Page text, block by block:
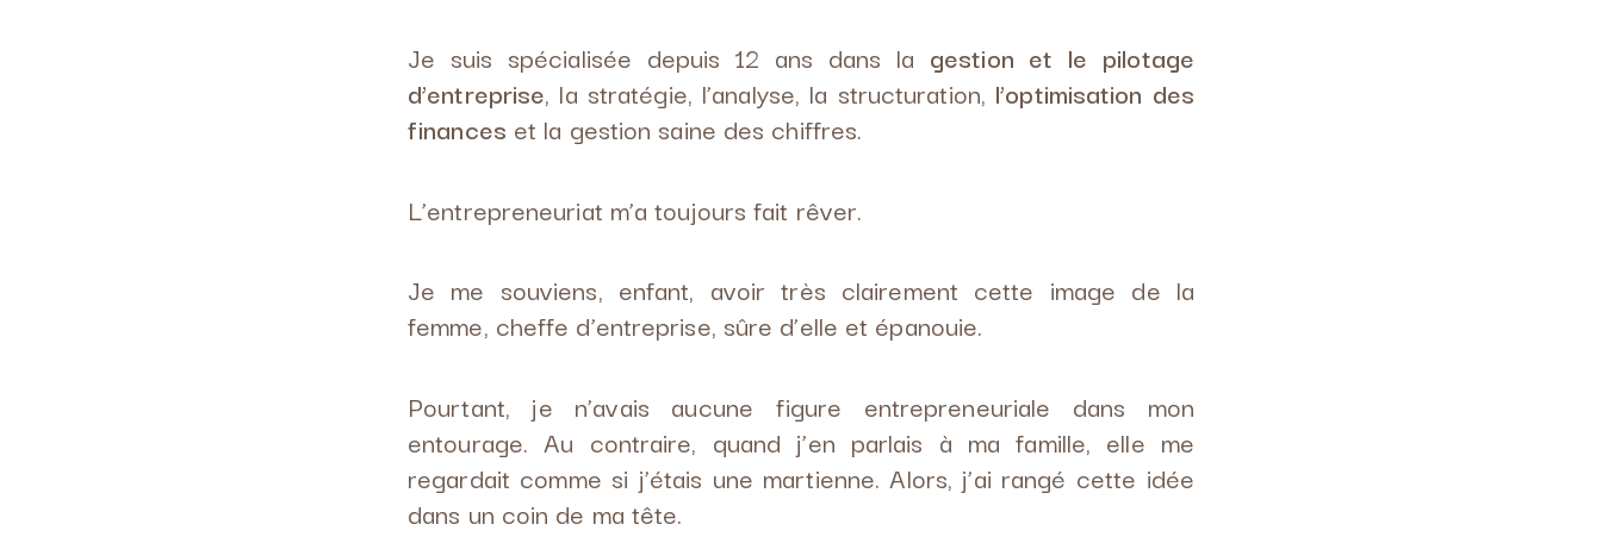
Je suis spécialisée depuis 12 ans dans la gestion et le pilotage
d’entreprise, la stratégie, l’analyse, la structuration, l’optimisation des
finances et la gestion saine des chiffres.
L’entrepreneuriat m’a toujours fait rêver.
Je me souviens, enfant, avoir très clairement cette image de la
femme, cheffe d’entreprise, sûre d’elle et épanouie.
Pourtant, je n’avais aucune figure entrepreneuriale dans mon
entourage. Au contraire, quand j’en parlais à ma famille, elle me
regardait comme si j’étais une martienne. Alors, j’ai rangé cette idée
dans un coin de ma tête.